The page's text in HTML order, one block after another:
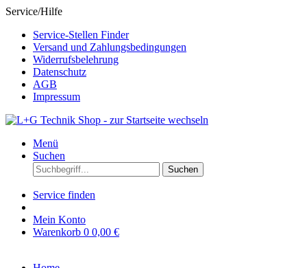
Service/Hilfe
Service-Stellen Finder
Versand und Zahlungsbedingungen
Widerrufsbelehrung
Datenschutz
AGB
Impressum
Menü
Suchen
Suchen
Service finden
Mein Konto
Warenkorb 0 0,00 €